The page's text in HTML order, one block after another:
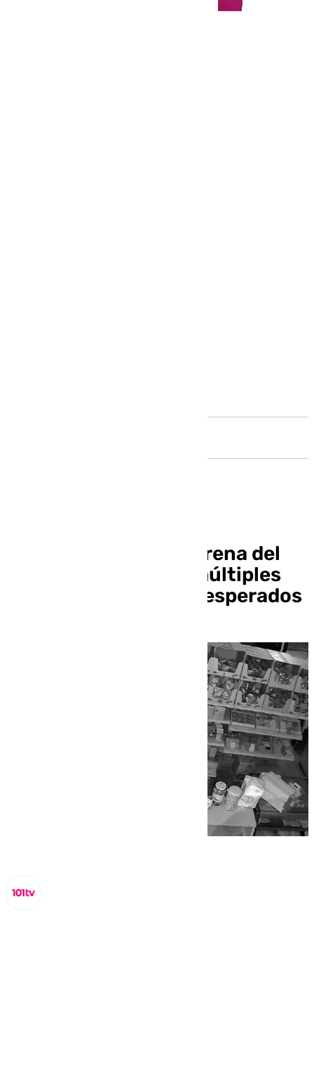
Comerciantes de Mairena del
Aljarafe denuncian múltiples
robos: «Estamos desesperados